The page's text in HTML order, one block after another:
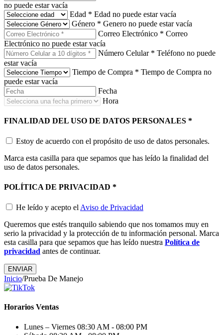
no puede estar vacía
Edad * Edad no puede estar vacía
Género * Genero no puede estar vacía
Correo Electrónico * Correo
Electrónico no puede estar vacía
Número Celular * Teléfono no puede
estar vacía
Tiempo de Compra * Tiempo de Compra no
puede estar vacía
Fecha
Hora
FINALIDAD DEL USO DE DATOS PERSONALES *
Estoy de acuerdo con el propósito de uso de datos personales.
Marca esta casilla para que sepamos que has leído la finalidad del
uso de datos personales.
POLÍTICA DE PRIVACIDAD *
He leído y acepto el Aviso de Privacidad
Queremos que estés tranquilo sabiendo que nos tomamos muy en
serio la privacidad y la protección de tu información personal. Marca
esta casilla para que sepamos que has leído nuestra Política de
privacidad antes de continuar.
ENVIAR
Inicio/Prueba De Manejo
Horarios Ventas
Lunes – Viernes 08:30 AM - 08:00 PM